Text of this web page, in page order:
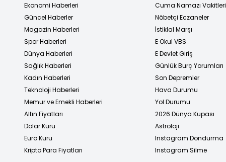
Ekonomi Haberleri
Güncel Haberler
Magazin Haberleri
Spor Haberleri
Dünya Haberleri
Sağlık Haberleri
Kadın Haberleri
Teknoloji Haberleri
Memur ve Emekli Haberleri
Altın Fiyatları
Dolar Kuru
Euro Kuru
Kripto Para Fiyatları
Cuma Namazı Vakitleri
Nöbetçi Eczaneler
İstiklal Marşı
E Okul VBS
E Devlet Giriş
Günlük Burç Yorumları
Son Depremler
Hava Durumu
Yol Durumu
2026 Dünya Kupası
Astroloji
Instagram Dondurma
Instagram Silme